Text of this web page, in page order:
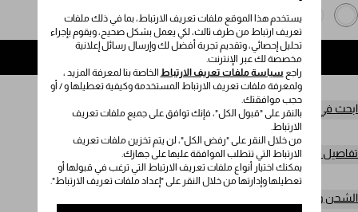
يستخدم هذا الموقع ملفات تعريف الارتباط، بما في ذلك ملفات
تعريف ارتباط من طرف ثالث، لكي يعمل بشكل صحيح، ويقوم بإجراء
تحليل إحصائي، وتقديم تجربة أفضل لك وإرسال رسائل إعلانية
مخصصة لك عبر الإنترنت.
راجع سياسة ملفات تعريف الارتباط الخاصة بنا لمعرفة المزيد ،
ولمعرفة ملفات تعريف الارتباط المستخدمة وكيفية تعطيلها و / أو
حجب موافقتك.
بالنقر على "قبول الكل"، فإنك توافق على جميع ملفات تعريف
الارتباط.
من خلال النقر على "رفض الكل"، لن يتم تخزين ملفات تعريف
الارتباط التي تتطلب الموافقة عليها على جهازك.
يمكنك اختيار أنواع ملفات تعريف الارتباط التي ترغب في قبولها أو
تعطيلها وإدارتها من خلال النقر على "إعداد ملفات تعريف الارتباط".
إضافة إلى حقيبة التسوق
ابحث في المتجر
تفاصيل المنتج
الشحن وعمليات الإرجاع مجاناً